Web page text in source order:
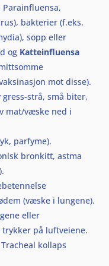
Parainfluensa,
bakterier (f.eks.
sopp eller
og Katteinfluensa
mot disse).
gress-strå, små biter,
mat/væske ned i
parfyme).
bronkitt, astma
(væske i lungene).
eller
på luftveiene.
Tracheal kollaps